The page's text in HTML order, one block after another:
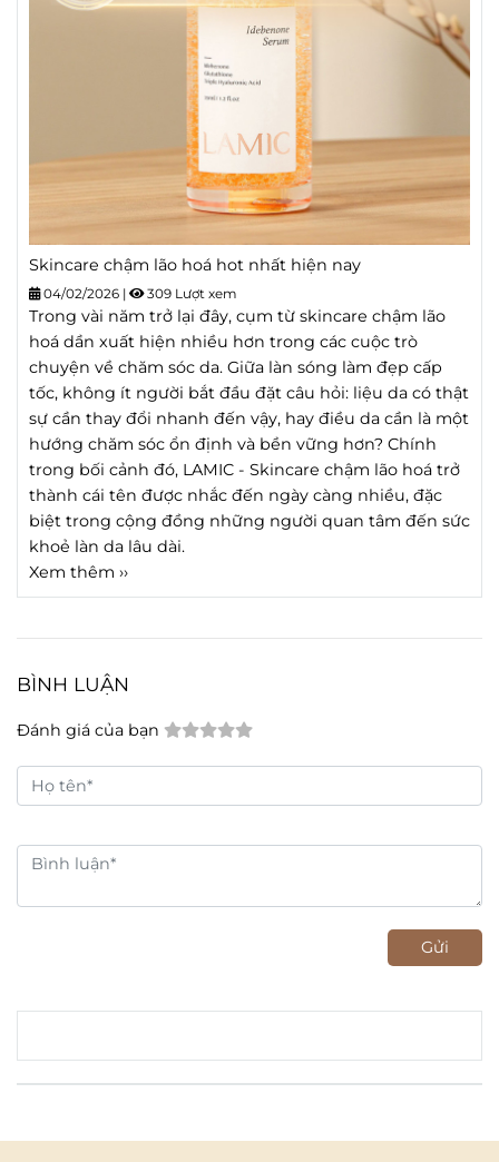
Skincare chậm lão hoá hot nhất hiện nay
04/02/2026 | 309 Lượt xem
Trong vài năm trở lại đây, cụm từ skincare chậm lão
hoá dần xuất hiện nhiều hơn trong các cuộc trò
chuyện về chăm sóc da. Giữa làn sóng làm đẹp cấp
tốc, không ít người bắt đầu đặt câu hỏi: liệu da có thật
sự cần thay đổi nhanh đến vậy, hay điều da cần là một
hướng chăm sóc ổn định và bền vững hơn? Chính
trong bối cảnh đó, LAMIC - Skincare chậm lão hoá trở
thành cái tên được nhắc đến ngày càng nhiều, đặc
biệt trong cộng đồng những người quan tâm đến sức
khoẻ làn da lâu dài.
Xem thêm ››
BÌNH LUẬN
Đánh giá của bạn
Gửi